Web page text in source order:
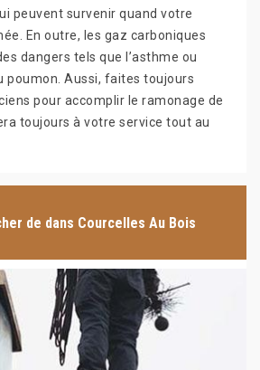
peuvent survenir quand votre
En outre, les gaz carboniques
dangers tels que l’asthme ou
poumon. Aussi, faites toujours
pour accomplir le ramonage de
toujours à votre service tout au
de dans Courcelles Au Bois